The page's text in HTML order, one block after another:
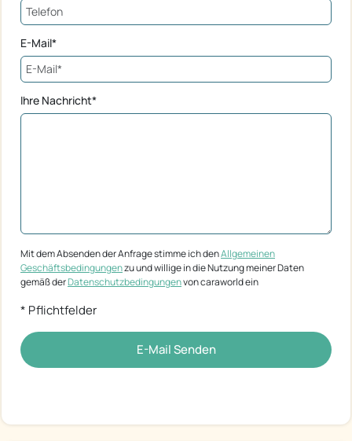
E-Mail*
Ihre Nachricht*
Mit dem Absenden der Anfrage stimme ich denAllgemeinen
Geschäftsbedingungenzu und willige in die Nutzung meiner Daten
gemäß derDatenschutzbedingungenvon caraworld ein
* Pflichtfelder
E-Mail Senden